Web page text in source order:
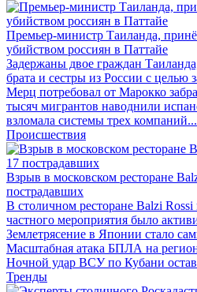
Премьер-министр Таиланда,
убийством россиян в Паттайе
Задержаны двое граждан
брата и сестры из России с целью
Мерц потребовал от Марокко
тысяч мигрантов наводнили
взломала системы трех компаний...
Происшествия
Взрыв в московском ресторане
пострадавших
В столичном ресторане Balzi
частного мероприятия было
Землетрясение в Японии стало
Масштабная атака БПЛА на
Ночной удар ВСУ по Кубани
Тренды